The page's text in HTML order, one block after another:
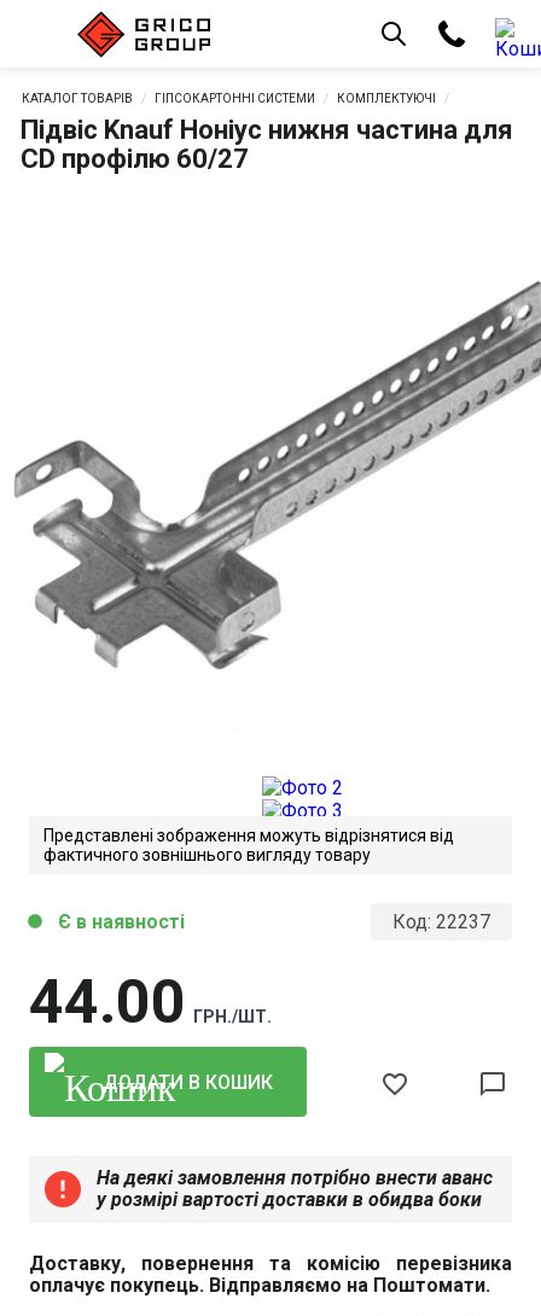
КАТАЛОГ ТОВАРІВ ГІПСОКАРТОННІ СИСТЕМИ КОМПЛЕКТУЮЧІ
Підвіс Knauf Ноніус нижня частина для
CD профілю 60/27
Представлені зображення можуть відрізнятися від
фактичного зовнішнього вигляду товару
Код: 22237
44 00 ГРН./ШТ.
circle Є в наявності
ДОДАТИ В КОШИК favorite_border chat_bubble_outline
error
На деякі замовлення потрібно внести аванс
у розмірі вартості доставки в обидва боки
Доставку, повернення та комісію перевізника
оплачує покупець. Відправляємо на Поштомати.